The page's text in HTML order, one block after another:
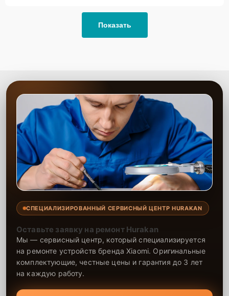
Показать
СПЕЦИАЛИЗИРОВАННЫЙ СЕРВИСНЫЙ ЦЕНТР HURAKAN
Оставьте заявку на ремонт Hurakan
Мы — сервисный центр, который специализируется
на ремонте устройств бренда Xiaomi. Оригинальные
комплектующие, честные цены и гарантия до 3 лет
на каждую работу.